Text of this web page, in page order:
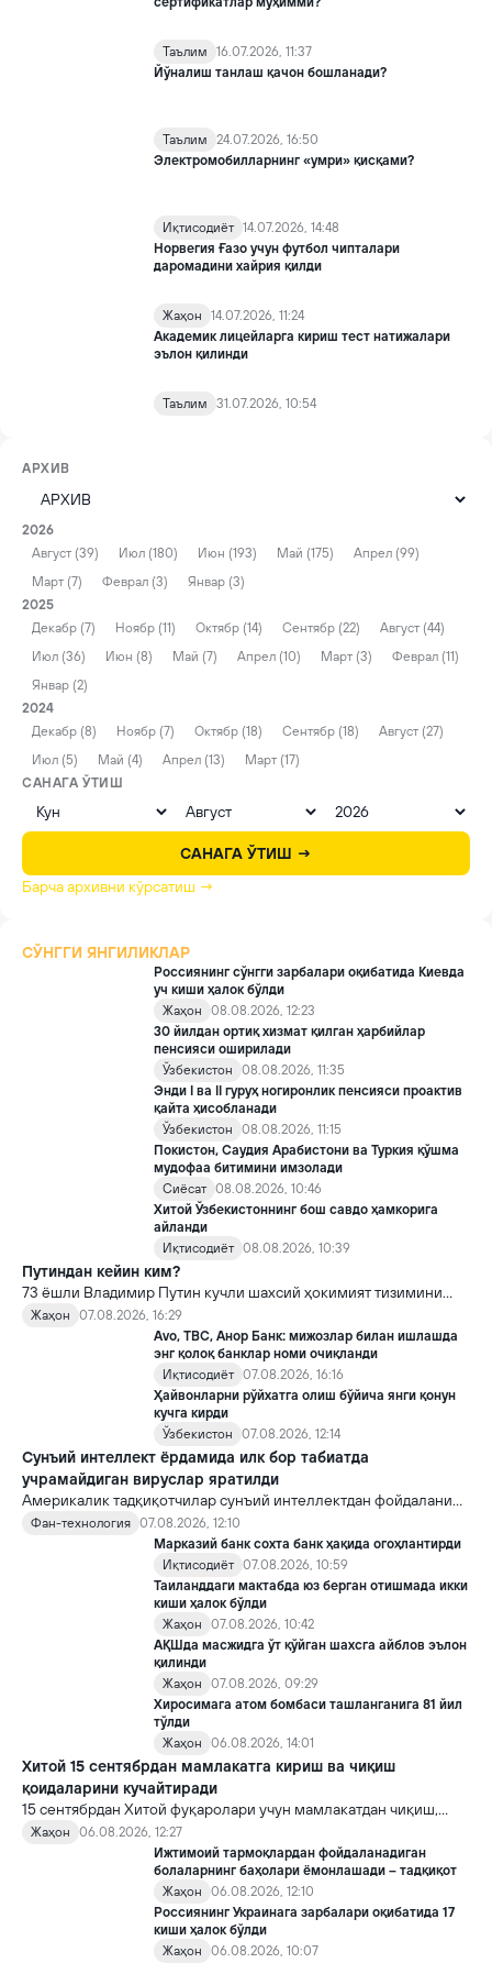
Таълим
16.07.2026, 11:37
Йўналиш танлаш қачон бошланади?
Таълим
24.07.2026, 16:50
Электромобилларнинг «умри» қисқами?
Иқтисодиёт 14.07.2026, 14:48
Норвегия Ғазо учун футбол чипталари
даромадини хайрия қилди
Жаҳон
14.07.2026, 11:24
Академик лицейларга кириш тест натижалари
эълон қилинди
Таълим 31.07.2026, 10:54
АРХИВ
2026
Август (39)
Июл (180) Июн (193) Май (175)
Апрел (99)
Март (7)
Феврал (3)
Январ (3)
2025
Декабр (7)
Ноябр (11) Октябр (14) Сентябр (22)
Август (44)
Июл (36)
Июн (8) Май (7) Апрел (10) Март (3)
Феврал (11)
Январ (2)
2024
Декабр (8)
Ноябр (7) Октябр (18) Сентябр (18)
Август (27)
Июл (5)
Май (4) Апрел (13)
Март (17)
САНАГА ЎТИШ
САНАГА ЎТИШ →
Барча архивни кўрсатиш →
СЎНГГИ ЯНГИЛИКЛАР
Россиянинг сўнгги зарбалари оқибатида Киевда
уч киши ҳалок бўлди
Жаҳон
08.08.2026, 12:23
30 йилдан ортиқ хизмат қилган ҳарбийлар
пенсияси оширилади
Ўзбекистон
08.08.2026, 11:35
Энди I ва II гуруҳ ногиронлик пенсияси проактив
қайта ҳисобланади
Ўзбекистон
08.08.2026, 11:15
Покистон, Саудия Арабистони ва Туркия қўшма
мудофаа битимини имзолади
Сиёсат 08.08.2026, 10:46
Хитой Ўзбекистоннинг бош савдо ҳамкорига
айланди
Иқтисодиёт 08.08.2026, 10:39
Путиндан кейин ким?
73 ёшли Владимир Путин кучли шахсий ҳокимият тизимини
яратди, аммо ундан кейин ким келиши ва ҳокимиятни
топшириш механизми ҳали ноаниқ. Таҳлилчилар фикрича, бу
Кремлда ворислик жангига олиб келиши мумкин.
Жаҳон
07.08.2026, 16:29
Avo, TBC, Анор Банк: мижозлар билан ишлашда
энг қолоқ банклар номи очиқланди
Иқтисодиёт 07.08.2026, 16:16
Ҳайвонларни рўйхатга олиш бўйича янги қонун
кучга кирди
Ўзбекистон
07.08.2026, 12:14
Сунъий интеллект ёрдамида илк бор табиатда
учрамайдиган вируслар яратилди
Америкалик тадқиқотчилар сунъий интеллектдан фойдаланиб
16 та вирус яратди. Бу кашфиёт янги ютуқларга умид уйғотиш
билан бирга, ундан нотўғри мақсадда фойдаланиш борасидаги
хавотирларни ҳам кучайтирмоқда.
Фан-технология 07.08.2026, 12:10
Марказий банк сохта банк ҳақида огоҳлантирди
Иқтисодиёт 07.08.2026, 10:59
Таиланддаги мактабда юз берган отишмада икки
киши ҳалок бўлди
Жаҳон
07.08.2026, 10:42
АҚШда масжидга ўт қўйган шахсга айблов эълон
қилинди
Жаҳон
07.08.2026, 09:29
Хиросимага атом бомбаси ташланганига 81 йил
тўлди
Жаҳон
06.08.2026, 14:01
Хитой 15 сентябрдан мамлакатга кириш ва чиқиш
қоидаларини кучайтиради
15 сентябрдан Хитой фуқаролари учун мамлакатдан чиқиш,
хорижликлар учун эса Хитойга кириш тартиби бўйича янги
қоидалар кучга киради.
Жаҳон
06.08.2026, 12:27
Ижтимоий тармоқлардан фойдаланадиган
болаларнинг баҳолари ёмонлашади – тадқиқот
Жаҳон
06.08.2026, 12:10
Россиянинг Украинага зарбалари оқибатида 17
киши ҳалок бўлди
Жаҳон
06.08.2026, 10:07